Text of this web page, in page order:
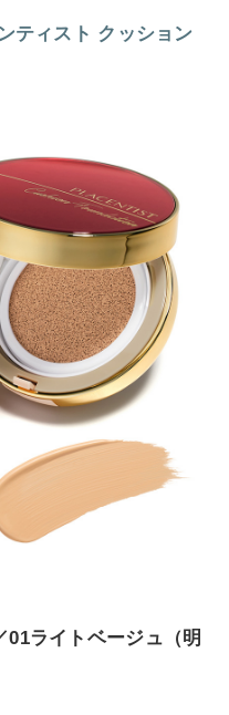
ティスト クッション
ライトベージュ（明